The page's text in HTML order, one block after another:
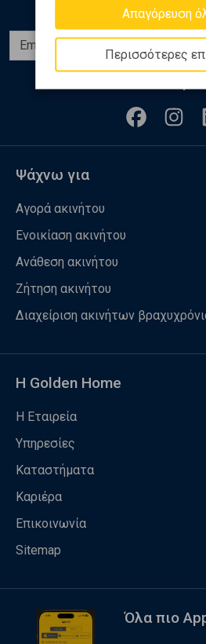
Απαγόρευση
Περισσότερες
Ψάχνω για
Αγορά ακινήτου
Ενοικίαση ακινήτου
Ανάθεση ακινήτου
Ζήτηση ακινήτου
Διαχείριση ακινήτων
Η Golden Home
Η Εταιρεία
Υπηρεσίες
Καταστήματα
Καριέρα
Επικοινωνία
Sitemap
Όλα πιο